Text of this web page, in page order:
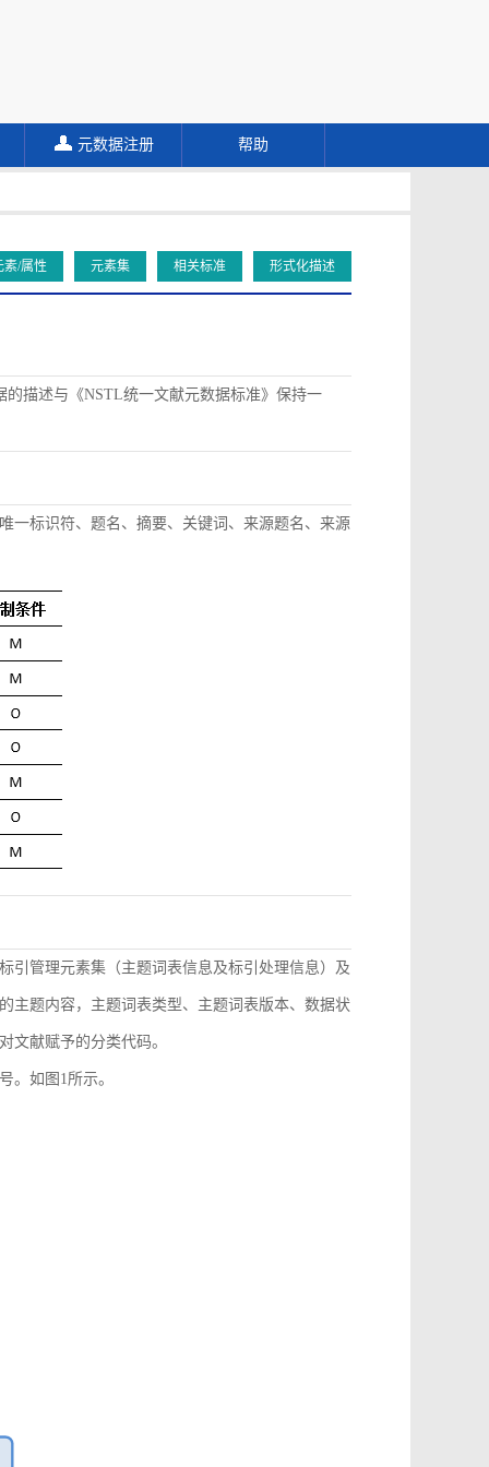
元数据注册 帮助
素/属性 元素集 相关标准 形式化描述
描述与《NSTL统一文献元数据标准》保持一
一标识符、题名、摘要、关键词、来源题名、来源
引管理元素集（主题词表信息及标引处理信息）及
主题内容，主题词表类型、主题词表版本、数据状
文献赋予的分类代码。
。如图1所示。